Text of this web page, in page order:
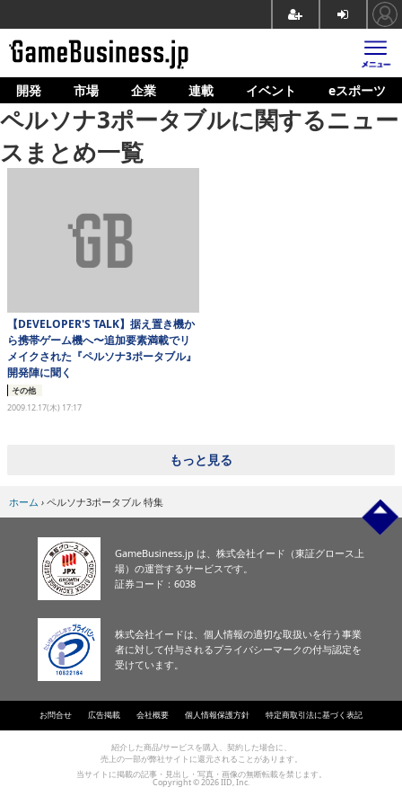
ホーム
ゲーム開発
市場
産業政策
連載
イベント/セミナー
開発 市場 企業 連載 イベント eスポーツ
ペルソナ3ポータブルに関するニュー
スまとめ一覧
【DEVELOPER'S TALK】据え置き機か
ら携帯ゲーム機へ〜追加要素満載でリ
メイクされた『ペルソナ3ポータブル』
開発陣に聞く
その他
2009.12.17(木) 17:17
もっと見る
ホーム › ペルソナ3ポータブル 特集
GameBusiness.jp は、株式会社イード（東証グロース上
場）の運営するサービスです。
証券コード：6038
株式会社イードは、個人情報の適切な取扱いを行う事業
者に対して付与されるプライバシーマークの付与認定を
受けています。
お問合せ 広告掲載 会社概要 個人情報保護方針 特定商取引法に基づく表記
紹介した商品/サービスを購入、契約した場合に、
売上の一部が弊社サイトに還元されることがあります。
当サイトに掲載の記事・見出し・写真・画像の無断転載を禁じます。
Copyright © 2026 IID, Inc.